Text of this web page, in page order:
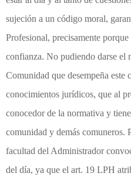
sujeción a un código moral,
Profesional, precisamente porque
confianza. No pudiendo darse el
Comunidad que desempeña este
conocimientos jurídicos, que al
conocedor de la normativa y
comunidad y demás comuneros.
facultad del Administrador
del día, ya que el art. 19 LPH